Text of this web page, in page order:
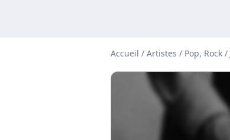
Accueil / Artistes / Pop, Rock /